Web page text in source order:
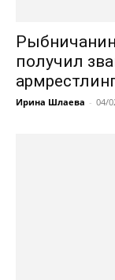
получил
Ирина Шлаева - 04/